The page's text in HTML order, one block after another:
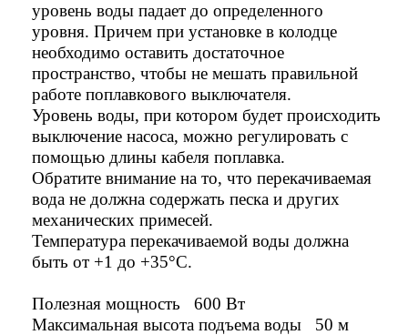
уровень воды падает до определенного
уровня. Причем при установке в колодце
необходимо оставить достаточное
пространство, чтобы не мешать правильной
работе поплавкового выключателя.
Уровень воды, при котором будет происходить
выключение насоса, можно регулировать с
помощью длины кабеля поплавка.
Обратите внимание на то, что перекачиваемая
вода не должна содержать песка и других
механических примесей.
Температура перекачиваемой воды должна
быть от +1 до +35°С.
Полезная мощность 600 Вт
Максимальная высота подъема воды 50 м